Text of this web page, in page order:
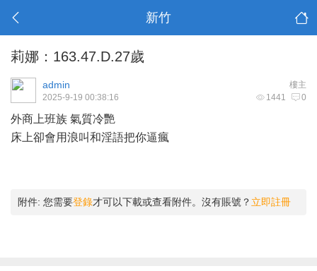
新竹
莉娜：163.47.D.27歲
樓主
admin
1441 0
2025-9-19 00:38:16
外商上班族 氣質冷艷
床上卻會用浪叫和淫語把你逼瘋
附件: 您需要登錄才可以下載或查看附件。沒有賬號？ 立即註冊